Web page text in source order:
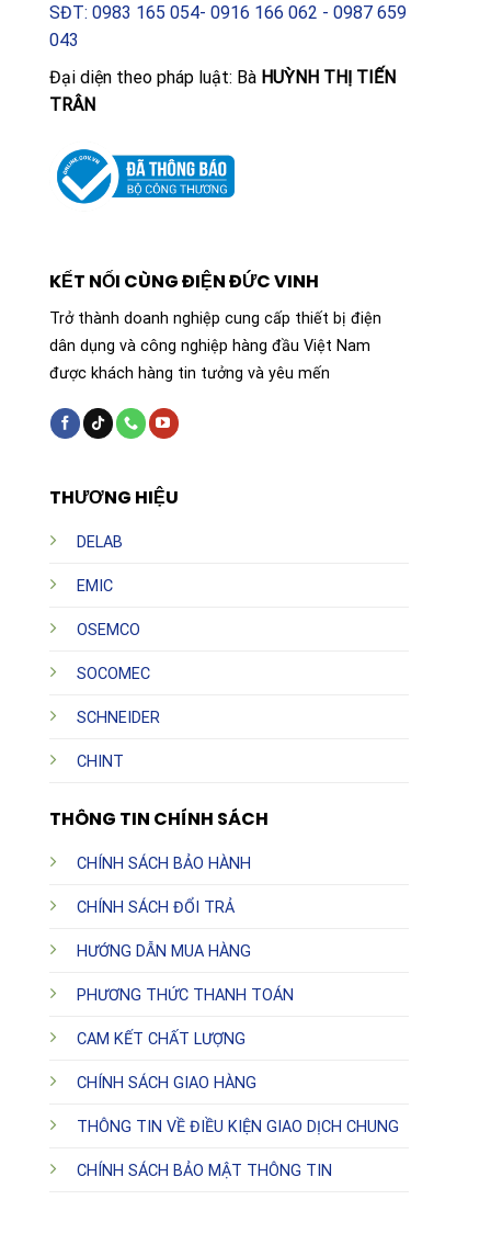
SĐT: 0983 165 054- 0916 166 062 - 0987 659
043
Đại diện theo pháp luật: Bà HUỲNH THỊ TIẾN
TRÂN
THƯƠNG HIỆU
DELAB
EMIC
OSEMCO
SOCOMEC
SCHNEIDER
CHINT
THÔNG TIN CHÍNH SÁCH
CHÍNH SÁCH BẢO HÀNH
CHÍNH SÁCH ĐỔI TRẢ
HƯỚNG DẪN MUA HÀNG
PHƯƠNG THỨC THANH TOÁN
CAM KẾT CHẤT LƯỢNG
CHÍNH SÁCH GIAO HÀNG
THÔNG TIN VỀ ĐIỀU KIỆN GIAO DỊCH CHUNG
CHÍNH SÁCH BẢO MẬT THÔNG TIN
KẾT NỐI CÙNG ĐIỆN ĐỨC VINH
Trở thành doanh nghiệp cung cấp thiết bị điện
dân dụng và công nghiệp hàng đầu Việt Nam
được khách hàng tin tưởng và yêu mến